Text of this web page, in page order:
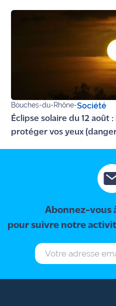
légales
Conditions
Bouches-du-Rhône-Société
Éclipse solaire du 12 août :
protéger vos yeux
Abonnez-vous
pour suivre notre